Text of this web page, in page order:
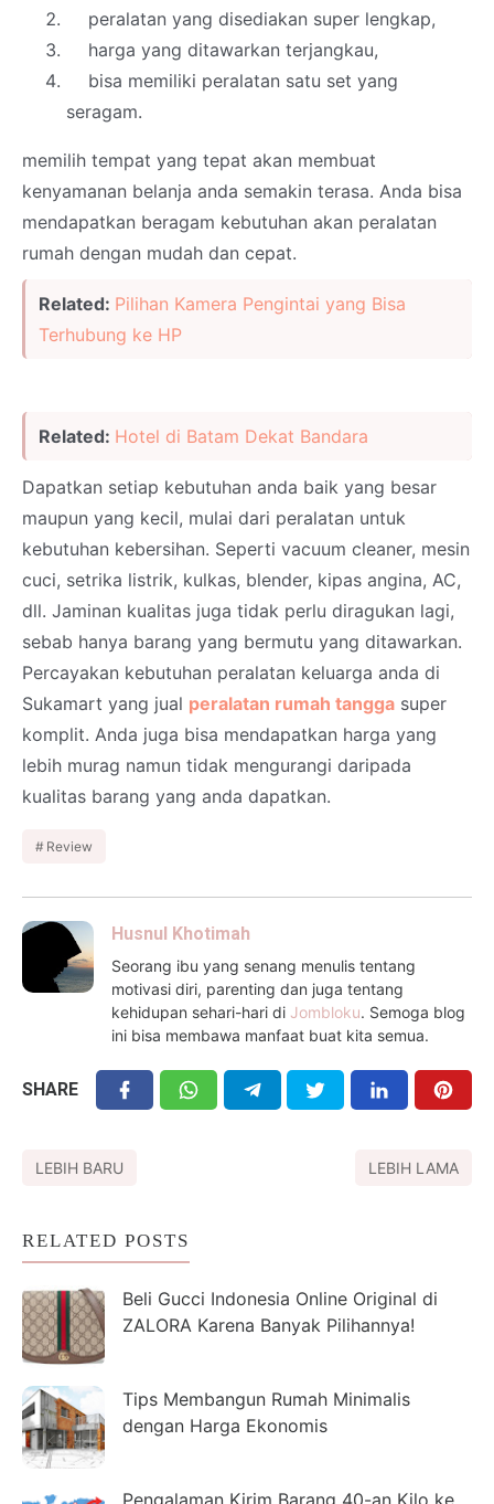
peralatan yang disediakan super lengkap,
harga yang ditawarkan terjangkau,
bisa memiliki peralatan satu set yang
seragam.
memilih tempat yang tepat akan membuat
kenyamanan belanja anda semakin terasa. Anda bisa
mendapatkan beragam kebutuhan akan peralatan
rumah dengan mudah dan cepat.
Related: Pilihan Kamera Pengintai yang Bisa
Terhubung ke HP
Related: Hotel di Batam Dekat Bandara
Dapatkan setiap kebutuhan anda baik yang besar
maupun yang kecil, mulai dari peralatan untuk
kebutuhan kebersihan. Seperti vacuum cleaner, mesin
cuci, setrika listrik, kulkas, blender, kipas angina, AC,
dll. Jaminan kualitas juga tidak perlu diragukan lagi,
sebab hanya barang yang bermutu yang ditawarkan.
Percayakan kebutuhan peralatan keluarga anda di
Sukamart yang jual peralatan rumah tangga super
komplit. Anda juga bisa mendapatkan harga yang
lebih murag namun tidak mengurangi daripada
kualitas barang yang anda dapatkan.
Review
Husnul Khotimah
Seorang ibu yang senang menulis tentang
motivasi diri, parenting dan juga tentang
kehidupan sehari-hari di Jombloku. Semoga blog
ini bisa membawa manfaat buat kita semua.
SHARE
LEBIH BARU LEBIH LAMA
RELATED POSTS
Beli Gucci Indonesia Online Original di
ZALORA Karena Banyak Pilihannya!
Tips Membangun Rumah Minimalis
dengan Harga Ekonomis
Pengalaman Kirim Barang 40-an Kilo ke